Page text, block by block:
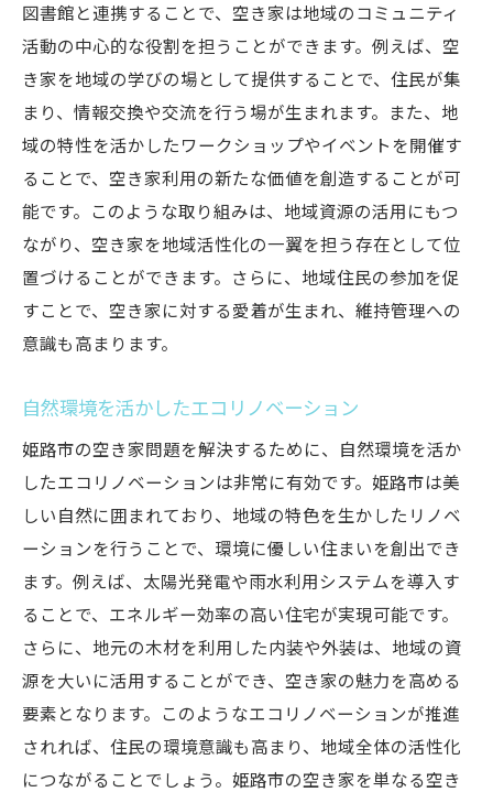
図書館と連携することで、空き家は地域のコミュニティ
活動の中心的な役割を担うことができます。例えば、空
き家を地域の学びの場として提供することで、住民が集
まり、情報交換や交流を行う場が生まれます。また、地
域の特性を活かしたワークショップやイベントを開催す
ることで、空き家利用の新たな価値を創造することが可
能です。このような取り組みは、地域資源の活用にもつ
ながり、空き家を地域活性化の一翼を担う存在として位
置づけることができます。さらに、地域住民の参加を促
すことで、空き家に対する愛着が生まれ、維持管理への
意識も高まります。
自然環境を活かしたエコリノベーション
姫路市の空き家問題を解決するために、自然環境を活か
したエコリノベーションは非常に有効です。姫路市は美
しい自然に囲まれており、地域の特色を生かしたリノベ
ーションを行うことで、環境に優しい住まいを創出でき
ます。例えば、太陽光発電や雨水利用システムを導入す
ることで、エネルギー効率の高い住宅が実現可能です。
さらに、地元の木材を利用した内装や外装は、地域の資
源を大いに活用することができ、空き家の魅力を高める
要素となります。このようなエコリノベーションが推進
されれば、住民の環境意識も高まり、地域全体の活性化
につながることでしょう。姫路市の空き家を単なる空き